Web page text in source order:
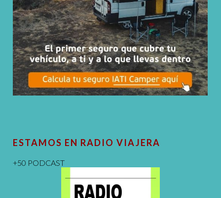
ESTAMOS EN RADIO VIAJERA
+50 PODCAST